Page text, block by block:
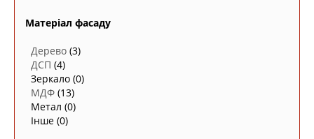
Матеріал фасаду
Дерево (3)
ДСП (4)
Зеркало (0)
МДФ (13)
Метал (0)
Інше (0)